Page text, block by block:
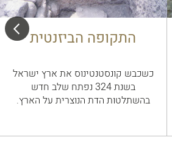
התקופה הביזנטית
כשכבש קונסטנטינוס את ארץ ישראל
בשנת 324 נפתח שלב חדש
בהשתלטות הדת הנוצרית על הארץ.